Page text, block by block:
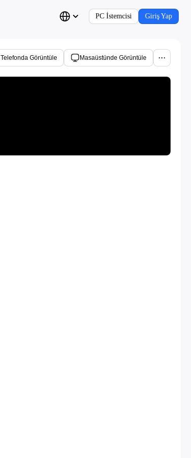
PC İstemcisi Giriş Yap
Telefonda Görüntüle Masaüstünde Görüntüle